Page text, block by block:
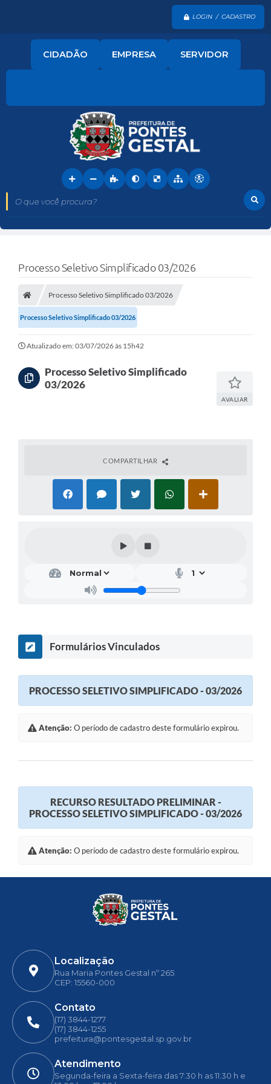
LOGIN / CADASTRO
O que você procura?
CIDADÃO EMPRESA SERVIDOR
Processo Seletivo Simplificado 03/2026
Processo Seletivo Simplificado 03/2026
Processo Seletivo Simplificado 03/2026
Atualizado em: 03/07/2026 às 15h42
Processo Seletivo Simplificado
03/2026
AVALIAR
COMPARTILHAR
Formulários Vinculados
PROCESSO SELETIVO SIMPLIFICADO - 03/2026
Atenção: O período de cadastro deste formulário expirou.
RECURSO RESULTADO PRELIMINAR -
PROCESSO SELETIVO SIMPLIFICADO - 03/2026
Atenção: O período de cadastro deste formulário expirou.
Localização
Rua Maria Pontes Gestal nº 265
CEP: 15560-000
Contato
(17) 3844-1277
(17) 3844-1255
prefeitura@pontesgestal.sp.gov.br
Atendimento
Segunda-feira a Sexta-feira das 7:30 h as 11:30 h e